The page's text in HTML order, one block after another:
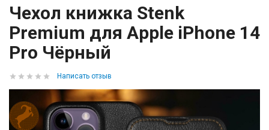
Чехол книжка Stenk
Premium для Apple iPhone 14
Pro Чёрный
Написать отзыв